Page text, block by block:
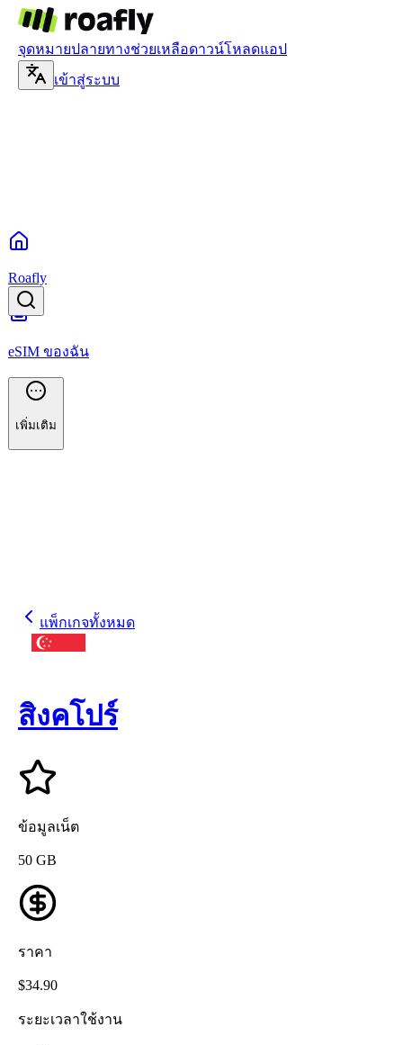
จุดหมายปลายทางช่วยเหลือดาวน์โหลดแอป
เข้าสู่ระบบ
Roafly
eSIM ของฉัน
เพิ่มเติม
แพ็กเกจทั้งหมด
สิงคโปร์
ข้อมูลเน็ต
50 GB
ราคา
$34.90
ระยะเวลาใช้งาน